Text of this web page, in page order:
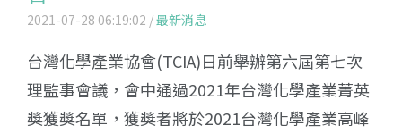
2021-07-28 06:19:02 /最新消息
台灣化學產業協會(TCIA)日前舉辦第六屆第七次
理監事會議，會中通過2021年台灣化學產業菁英
獎獲獎名單，獲獎者將於2021台灣化學產業高峰